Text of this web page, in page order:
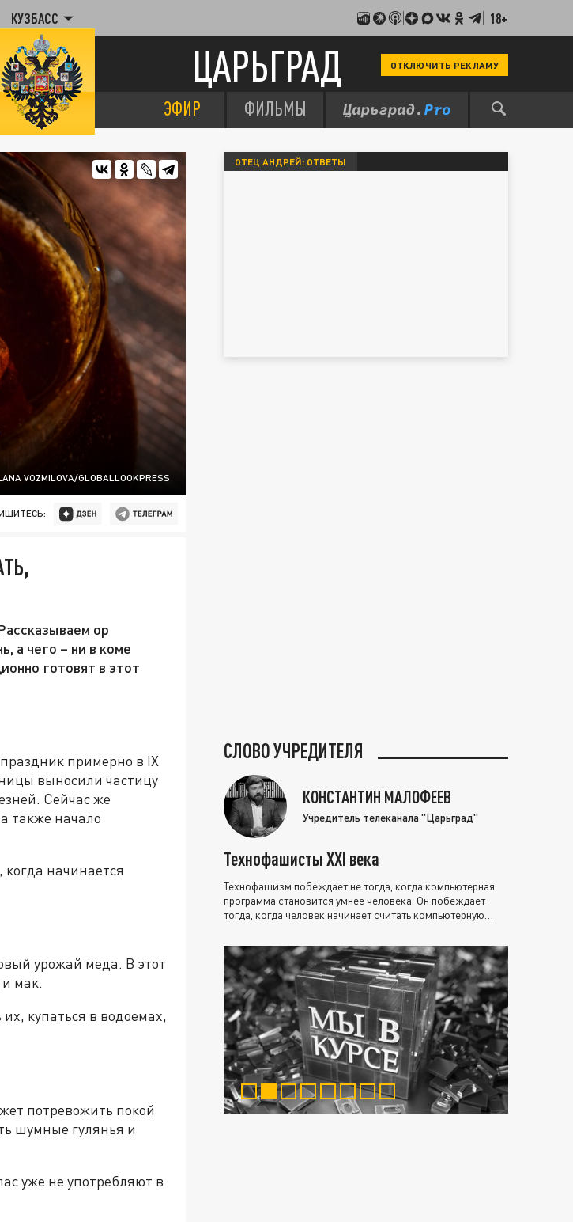
КУЗБАСС 18+
ЦАРЬГРАД ОТКЛЮЧИТЬ РЕКЛАМУ
ЭФИР ФИЛЬМЫ
VOZMILOVA/GLOBALLOOKPRESS
ор
а чего – ни в коме
готовят в этот
примерно в IX
выносили частицу
Сейчас же
также начало
начинается
урожай меда. В этот
мак.
купаться в водоемах,
потревожить покой
шумные гулянья и
уже не употребляют в
ОТЕЦ АНДРЕЙ: ОТВЕТЫ
СЛОВО УЧРЕДИТЕЛЯ
КОНСТАНТИН МАЛОФЕЕВ
Учредитель телеканала "Царьград"
Технофашисты XXI века
Технофашизм побеждает не тогда, когда компьютерная
программа становится умнее человека. Он побеждает
тогда, когда человек начинает считать компьютерную